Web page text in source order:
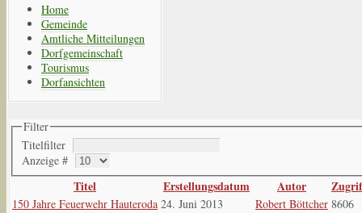
Home
Gemeinde
Amtliche Mitteilungen
Dorfgemeinschaft
Tourismus
Dorfansichten
Filter
Titelfilter
Anzeige #
Titel Erstellungsdatum Autor
150 Jahre Feuerwehr Hauteroda 24. Juni 2013 Robert Böttcher 8606